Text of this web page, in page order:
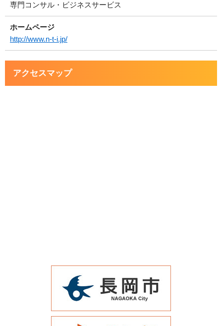
専門コンサル・ビジネスサービス
ホームページ
http://www.n-t-i.jp/
アクセスマップ